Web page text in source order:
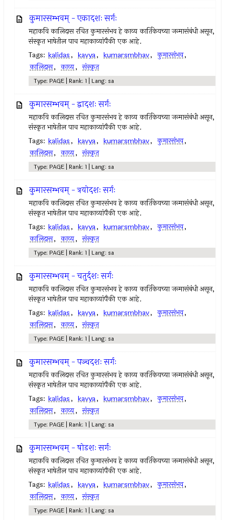
कुमारसम्भवम् - एकादशः सर्गः
महाकवि कालिदास रचित कुमारसंभव हे काव्य कार्तिकेयच्या जन्मासंबंधी असून,
संस्कृत भाषेतील पाच महाकाव्यांपैकी एक आहे.
Tags: kalidas, kavya, kumarsmbhav, कुमारसंभव,
कालिदास, काव्य, संस्कृत
Type: PAGE | Rank: 1 | Lang: sa
कुमारसम्भवम् - द्वादशः सर्गः
महाकवि कालिदास रचित कुमारसंभव हे काव्य कार्तिकेयच्या जन्मासंबंधी असून,
संस्कृत भाषेतील पाच महाकाव्यांपैकी एक आहे.
Tags: kalidas, kavya, kumarsmbhav, कुमारसंभव,
कालिदास, काव्य, संस्कृत
Type: PAGE | Rank: 1 | Lang: sa
कुमारसम्भवम् - त्रयोदशः सर्गः
महाकवि कालिदास रचित कुमारसंभव हे काव्य कार्तिकेयच्या जन्मासंबंधी असून,
संस्कृत भाषेतील पाच महाकाव्यांपैकी एक आहे.
Tags: kalidas, kavya, kumarsmbhav, कुमारसंभव,
कालिदास, काव्य, संस्कृत
Type: PAGE | Rank: 1 | Lang: sa
कुमारसम्भवम् - चतुर्दशः सर्गः
महाकवि कालिदास रचित कुमारसंभव हे काव्य कार्तिकेयच्या जन्मासंबंधी असून,
संस्कृत भाषेतील पाच महाकाव्यांपैकी एक आहे.
Tags: kalidas, kavya, kumarsmbhav, कुमारसंभव,
कालिदास, काव्य, संस्कृत
Type: PAGE | Rank: 1 | Lang: sa
कुमारसम्भवम् - पञ्चदशः सर्गः
महाकवि कालिदास रचित कुमारसंभव हे काव्य कार्तिकेयच्या जन्मासंबंधी असून,
संस्कृत भाषेतील पाच महाकाव्यांपैकी एक आहे.
Tags: kalidas, kavya, kumarsmbhav, कुमारसंभव,
कालिदास, काव्य, संस्कृत
Type: PAGE | Rank: 1 | Lang: sa
कुमारसम्भवम् - षोडशः सर्गः
महाकवि कालिदास रचित कुमारसंभव हे काव्य कार्तिकेयच्या जन्मासंबंधी असून,
संस्कृत भाषेतील पाच महाकाव्यांपैकी एक आहे.
Tags: kalidas, kavya, kumarsmbhav, कुमारसंभव,
कालिदास, काव्य, संस्कृत
Type: PAGE | Rank: 1 | Lang: sa